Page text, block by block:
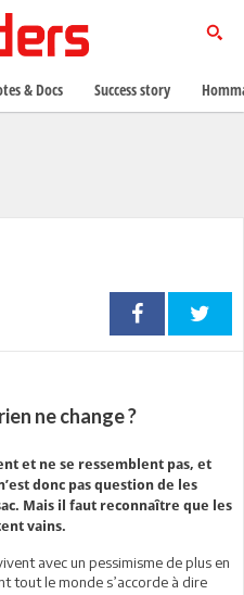
ne change ?
et ne se ressemblent pas, et
donc pas question de les
Mais il faut reconnaître que les
vains.
avec un pessimisme de plus en
tout le monde s’accorde à dire
& Docs Success story